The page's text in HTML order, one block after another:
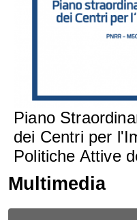
Piano
dei Centri per
Politiche Attive
Multimedia